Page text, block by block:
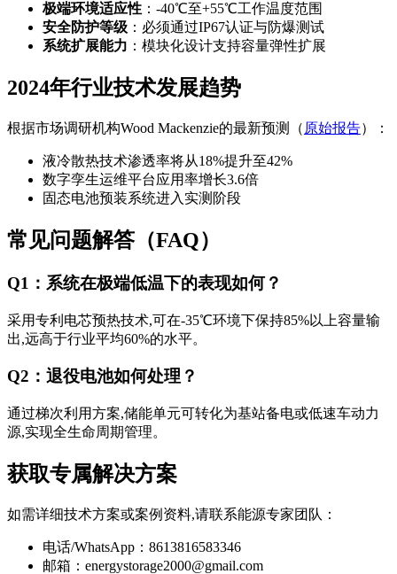
极端环境适应性 ：-40℃至+55℃工作温度范围
安全防护等级 ：必须通过IP67认证与防爆测试
系统扩展能力 ：模块化设计支持容量弹性扩展
2024年行业技术发展趋势
根据市场调研机构Wood Mackenzie的最新预测（ 原始报告）：
液冷散热技术渗透率将从18%提升至42%
数字孪生运维平台应用率增长3.6倍
固态电池预装系统进入实测阶段
常见问题解答（FAQ）
Q1：系统在极端低温下的表现如何？
采用专利电芯预热技术,可在-35℃环境下保持85%以上容量输
出,远高于行业平均60%的水平。
Q2：退役电池如何处理？
通过梯次利用方案,储能单元可转化为基站备电或低速车动力
源,实现全生命周期管理。
获取专属解决方案
如需详细技术方案或案例资料,请联系能源专家团队：
电话/WhatsApp：8613816583346
邮箱： energystorage2000@gmail.com